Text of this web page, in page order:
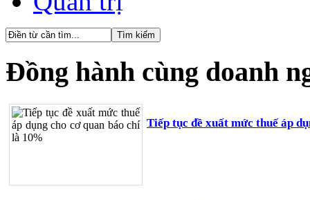
Đồng hành cùng doanh
Tiếp tục đề xuất mức thuế áp